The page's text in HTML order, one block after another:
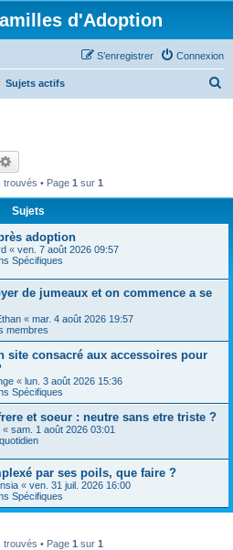
d'Adoption
Connexion
S’enregistrer
Sujets actifs
r
trouvés • Page 1 sur 1
Sujets
adoption
« ven. 7 août 2026 09:57
Spécifiques
de jumeaux et on commence a se
« mar. 4 août 2026 19:57
membres
site consacré aux accessoires pour
« lun. 3 août 2026 15:36
Spécifiques
et soeur : neutre sans etre triste ?
« sam. 1 août 2026 03:01
par ses poils, que faire ?
« ven. 31 juil. 2026 16:00
Spécifiques
trouvés • Page 1 sur 1